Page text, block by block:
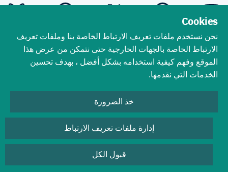
تتداول أبدًا بالمال الذي لا يمكنك تحمل خسارته! يمكن أن يؤدي التداول باستخدام
الرافعة المالية إلى مسح حسابك بشكل أسرع. العقود مقابل الفروقات هي منتجات
ذات رافعة مالية وبالتالي قد تكون الخسائر أكبر من رأس المال المستثمر الأولي.
التداول في العقود مقابل الفروقات ينطوي على درجة عالية من المخاطرة وبالتالي قد
لا يكون مناسبًا لجميع المستثمرين.
طورت بواسطة
Cookies
نحن نستخدم ملفات تعريف الارتباط الخاصة بنا وملفات تعريف
الارتباط الخاصة بالجهات الخارجية حتى نتمكن من عرض هذا
الموقع وفهم كيفية استخدامه بشكل أفضل ، بهدف تحسين
الخدمات التي نقدمها.
خذ الضرورة
إدارة ملفات تعريف الارتباط
قبول الكل